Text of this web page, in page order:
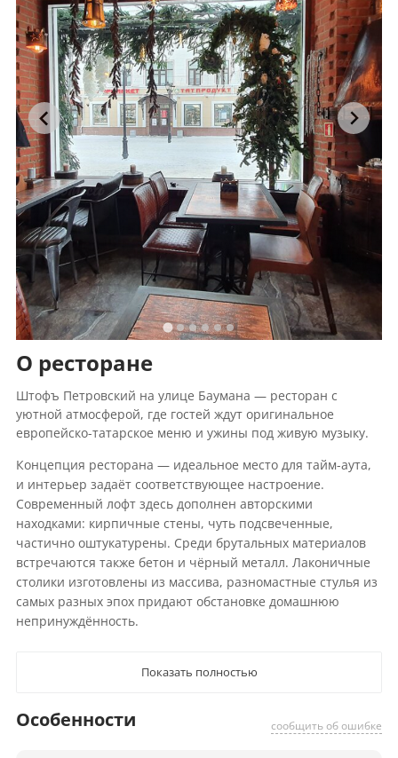
О ресторане
Штофъ Петровский на улице Баумана — ресторан с
уютной атмосферой, где гостей ждут оригинальное
европейско-татарское меню и ужины под живую музыку.
Концепция ресторана — идеальное место для тайм-аута,
и интерьер задаёт соответствующее настроение.
Современный лофт здесь дополнен авторскими
находками: кирпичные стены, чуть подсвеченные,
частично оштукатурены. Среди брутальных материалов
встречаются также бетон и чёрный металл. Лаконичные
столики изготовлены из массива, разномастные стулья из
самых разных эпох придают обстановке домашнюю
непринуждённость.
Показать полностью
сообщить об ошибке
Особенности